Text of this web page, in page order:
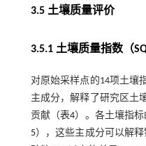
3.5 土壤质量评价
3.5.1 土壤质量指数（
对原始采样点的14项土壤
主成分，解释了研究区土
贡献（表4）。各土壤指
5），这些主成分可以解释